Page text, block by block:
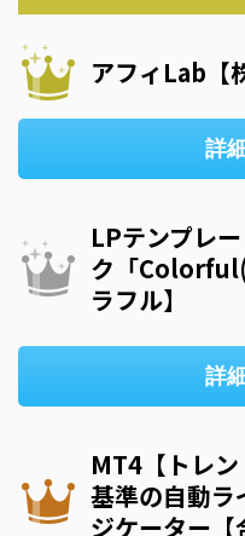
アフィLab【
詳
LPテンプレ
ク「
ラフル】
詳
MT4【トレ
基準の自動ラ
ジケーター【